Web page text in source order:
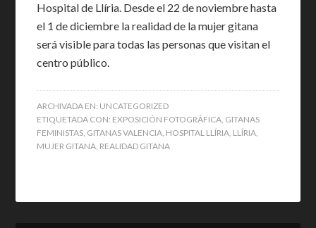
Hospital de Llíria. Desde el 22 de noviembre hasta
el 1 de diciembre la realidad de la mujer gitana
será visible para todas las personas que visitan el
centro público.
ARCHIVADA EN: UNCATEGORIZED
ETIQUETADA CON: EXPOSICIÓN FOTOGRÁFICA, GITANAS
FEMINISTAS, GITANAS VALENCIA, HOSPITAL LLÍRIA, LLÍRIA,
MUJER GITANA, REALIDAD GITANA